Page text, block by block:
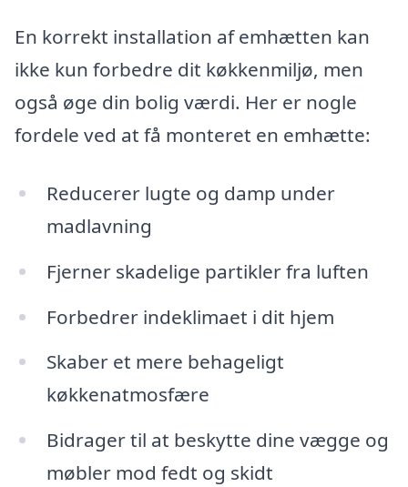
En korrekt installation af emhætten kan
ikke kun forbedre dit køkkenmiljø, men
også øge din bolig værdi. Her er nogle
fordele ved at få monteret en emhætte:
Reducerer lugte og damp under
madlavning
Fjerner skadelige partikler fra luften
Forbedrer indeklimaet i dit hjem
Skaber et mere behageligt
køkkenatmosfære
Bidrager til at beskytte dine vægge og
møbler mod fedt og skidt